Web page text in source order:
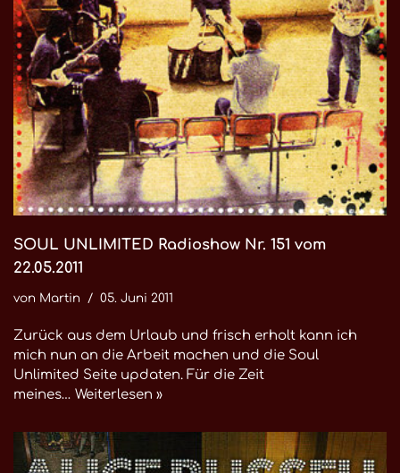
SOUL UNLIMITED Radioshow Nr. 151 vom
22.05.2011
von Martin 05. Juni 2011
Zurück aus dem Urlaub und frisch erholt kann ich
mich nun an die Arbeit machen und die Soul
Unlimited Seite updaten. Für die Zeit
meines… Weiterlesen »